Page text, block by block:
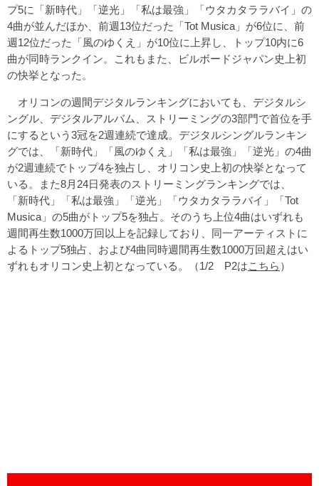
プ5に「新時代」「逆光」「私は最強」「ウタカタララバイ」の
4曲が並んだほか、前週13位だった「Tot Musica」が6位に、前
週12位だった「風のゆくえ」が10位に上昇し、トップ10内に6
曲が同時ランクイン。これもまた、ビルボードジャパン史上初
の快挙となった。
オリコンの週間デジタルランキングにおいても、デジタルシ
ングル、デジタルアルバム、ストリーミングの3部門で首位を手
にするという3冠を2週連続で達成。デジタルシングルランキン
グでは、「新時代」「風のゆくえ」「私は最強」「逆光」の4曲
が2週連続でトップ4を独占し、オリコン史上初の快挙となって
いる。また8月24日発表のストリーミングランキングでは、
「新時代」「私は最強」「逆光」「ウタカタララバイ」「Tot
Musica」の5曲がトップ5を独占。そのうち上位4曲はいずれも
週間再生数1000万回以上を記録しており、同一アーティストに
よるトップ5独占、および4曲同時週間再生数1000万回超えはい
ずれもオリコン史上初となっている。（1/2 P2はこちら ）